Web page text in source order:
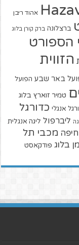
אהוד ריבן
ברצלונה ברק קורן בלוג
הספורט
הזווית
באר שבע הפועל
טמיר זוארץ בלוג
אנגלי כדורגל
ליברפול ליגה אנגלית
מכבי תל
בלוג פודקאסט